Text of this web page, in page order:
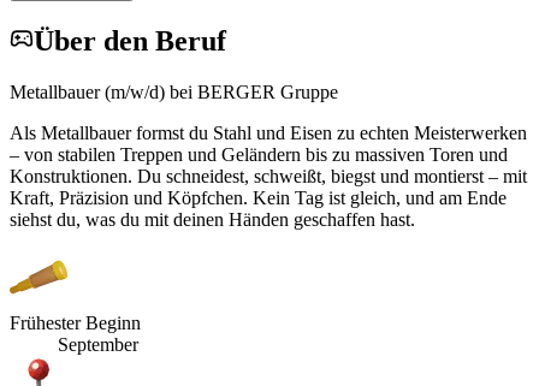
Über den Beruf
Metallbauer (m/w/d) bei BERGER Gruppe
Als Metallbauer formst du Stahl und Eisen zu echten Meisterwerken
– von stabilen Treppen und Geländern bis zu massiven Toren und
Konstruktionen. Du schneidest, schweißt, biegst und montierst – mit
Kraft, Präzision und Köpfchen. Kein Tag ist gleich, und am Ende
siehst du, was du mit deinen Händen geschaffen hast.
Frühester Beginn
September